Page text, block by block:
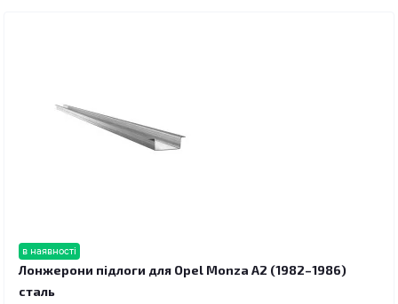
в наявності
Лонжерони підлоги для Opel Monza A2 (1982–1986)
сталь